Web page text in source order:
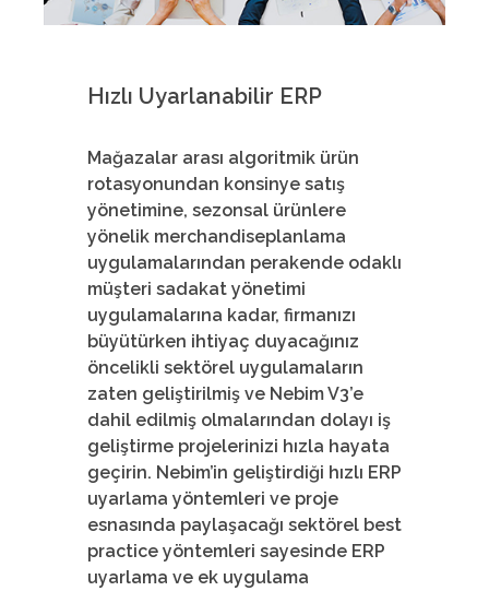
Hızlı Uyarlanabilir ERP
Mağazalar arası algoritmik ürün
rotasyonundan konsinye satış
yönetimine, sezonsal ürünlere
yönelik merchandiseplanlama
uygulamalarından perakende odaklı
müşteri sadakat yönetimi
uygulamalarına kadar, firmanızı
büyütürken ihtiyaç duyacağınız
öncelikli sektörel uygulamaların
zaten geliştirilmiş ve Nebim V3’e
dahil edilmiş olmalarından dolayı iş
geliştirme projelerinizi hızla hayata
geçirin. Nebim’in geliştirdiği hızlı ERP
uyarlama yöntemleri ve proje
esnasında paylaşacağı sektörel best
practice yöntemleri sayesinde ERP
uyarlama ve ek uygulama